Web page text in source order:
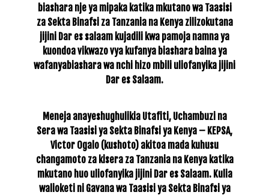
biashara nje ya mipaka katika mkutano wa Taasisi
za Sekta Binafsi za Tanzania na Kenya zilizokutana
jijini Dar es salaam kujadili kwa pamoja namna ya
kuondoa vikwazo vya kufanya biashara baina ya
wafanyabiashara wa nchi hizo mbili uliofanyika jijini
Dar es Salaam.
Meneja anayeshughulikia Utafiti, Uchambuzi na
Sera wa Taasisi ya Sekta Binafsi ya Kenya – KEPSA,
Victor Ogalo (kushoto) akitoa mada kuhusu
changamoto za kisera za Tanzania na Kenya katika
mkutano huo uliofanyika jijini Dar es Salaam. Kulia
walioketi ni Gavana wa Taasisi ya Sekta Binafsi ya